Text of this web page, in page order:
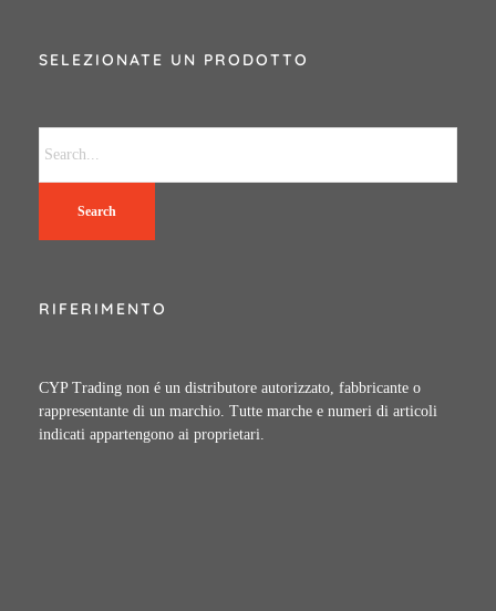
SELEZIONATE UN PRODOTTO
Search
RIFERIMENTO
CYP Trading non é un distributore autorizzato, fabbricante o
rappresentante di un marchio. Tutte marche e numeri di articoli
indicati appartengono ai proprietari.